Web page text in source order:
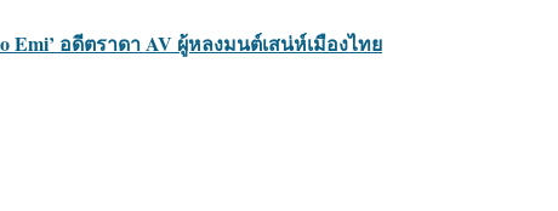
Emi’ อดีตราดา AV ผู้หลงมนต์เสน่ห์เมืองไทย